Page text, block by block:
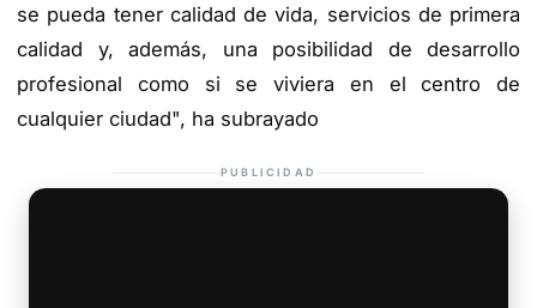
se pueda tener calidad de vida, servicios de primera
calidad y, además, una posibilidad de desarrollo
profesional como si se viviera en el centro de
cualquier ciudad", ha subrayado
PUBLICIDAD